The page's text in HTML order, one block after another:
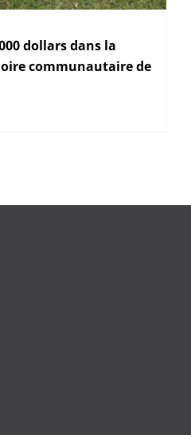
dollars dans la
communautaire de